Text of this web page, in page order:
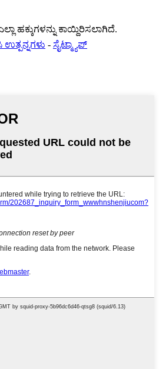
ಹಕ್ಕುಗಳನ್ನು ಕಾಯ್ದಿರಿಸಲಾಗಿದೆ.
ಉತ್ಪನ್ನಗಳು - ಸೈಟ್ಮ್ಯಾಪ್